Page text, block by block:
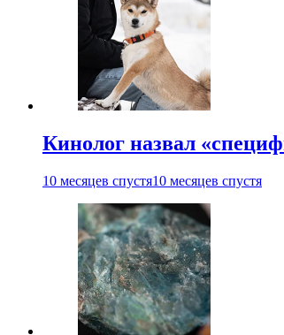
Кинолог назвал
10 месяцев спустя10 месяцев спустя